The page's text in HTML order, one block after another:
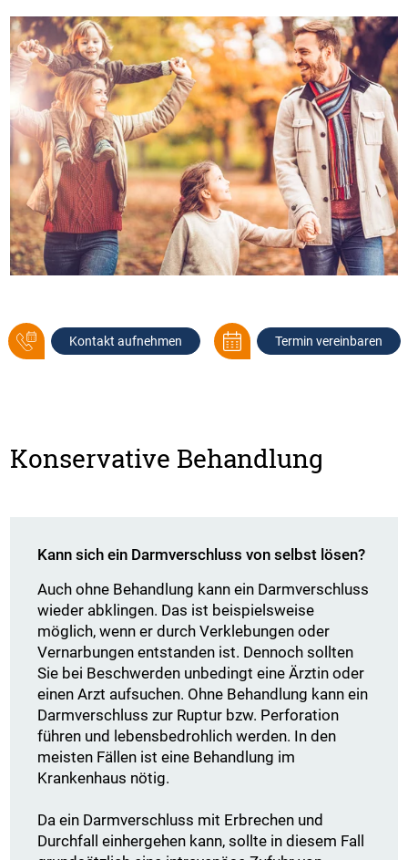
Kontakt aufnehmen Termin vereinbaren
Konservative Behandlung
Kann sich ein Darmverschluss von selbst lösen?
Auch ohne Behandlung kann ein Darmverschluss
wieder abklingen. Das ist beispielsweise
möglich, wenn er durch Verklebungen oder
Vernarbungen entstanden ist. Dennoch sollten
Sie bei Beschwerden unbedingt eine Ärztin oder
einen Arzt aufsuchen. Ohne Behandlung kann ein
Darmverschluss zur Ruptur bzw. Perforation
führen und lebensbedrohlich werden. In den
meisten Fällen ist eine Behandlung im
Krankenhaus nötig.
Da ein Darmverschluss mit Erbrechen und
Durchfall einhergehen kann, sollte in diesem Fall